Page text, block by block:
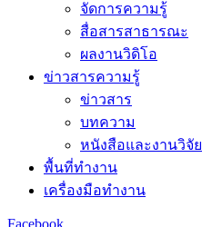
จัดการความรู้
สื่อสารสาธารณะ
ผลงานวิดิโอ
ข่าวสารความรู้
ข่าวสาร
บทความ
หนังสือและงานวิจัย
พื้นที่ทำงาน
เครื่องมือทำงาน
Facebook